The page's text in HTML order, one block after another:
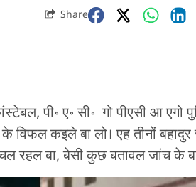
Share
पी॰ ए॰ सी॰ गो पीएसी आ एगो
विफल कइले बा लो। एह तीनों
रहल बा, बेसी कुछ बतावल जांच के